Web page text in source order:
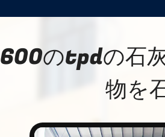
600のtpdの石
物を